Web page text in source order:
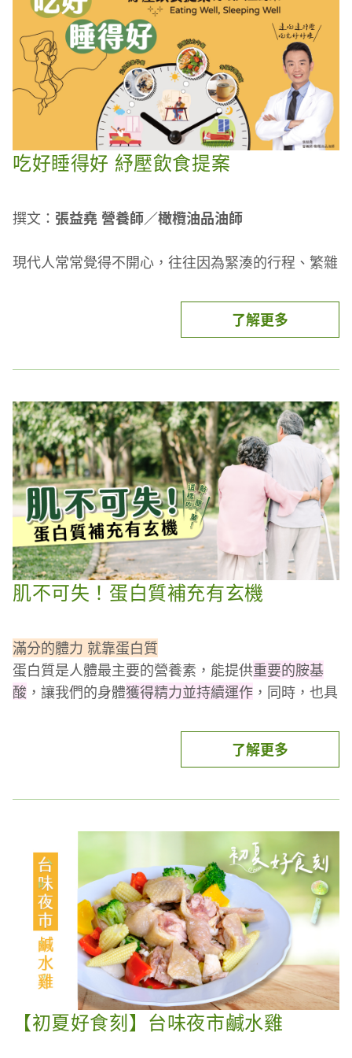
吃好睡得好 紓壓飲食提案
撰文： 張益堯 營養師／橄欖油品油師
現代人常常覺得不開心，往往因為緊湊的行程、繁雜
下。許多臨床實驗都提醒，睡眠品質不良會造成壓力
荷爾蒙的上升，造成肥胖、甚至慢性疾病的風險大
波克拉底的名言「你的食物就是你的良藥」，所以讓
眠。
對於放鬆壓力與幫助睡眠的主要營養素，非色胺酸莫
蒙），而血清素可以幫助我們心情放鬆與壓力釋放；
適度的運動與曬太陽都可以增加血液中的血清素，然
而飲食部分，則仰賴色胺酸幫助身體合成血清素。
再者，色胺酸也是合成褪黑激素（又稱助眠荷爾蒙）
的主要材料，而褪黑激素可增加睡意、提升睡眠品
質。當眼睛與皮膚沒有接受到光線照射時，才會促使
腦袋分泌褪黑激素。所以我們常說，睡覺時室內一定
要全暗才有助於身體分泌褪黑激素。然而，如果沒有
色胺酸作為材料來合成褪黑激素，那麼室內再暗，分
泌也有限。
所以，補充色胺酸，對於紓壓與助眠都有顯著影響，
因此建議大家可以多吃富含色胺酸的食物，例如：香
蕉、牛奶、乳製品、燕麥、雞蛋、堅果、芝麻、黃
而蛋白質食物一般含有較多的色胺酸成分，若要避開
飽和脂肪酸，建議可選擇較低脂的肉類，例如海鮮、
雞肉、牛豬瘦肉為較好來源。
了解更多
肌不可失！蛋白質補充有玄機
滿分的體力 就靠蛋白質
蛋白質是人體最主要的營養素，能提供重要的胺基
酸 ，讓我們的身體獲得精力並持續運作 ，同時，也具
命三大營養素。它是身體的建築師，為建構人體組織
的重要物質，無論是人體細胞、組織，還是器官的構
之一。
說到補充蛋白質，許多人可能腦中直接想到的就是
取不足，但是不用緊張，蛋白質來源包括奶、豆、
了解更多
【初夏好食刻】台味夜市鹹水雞